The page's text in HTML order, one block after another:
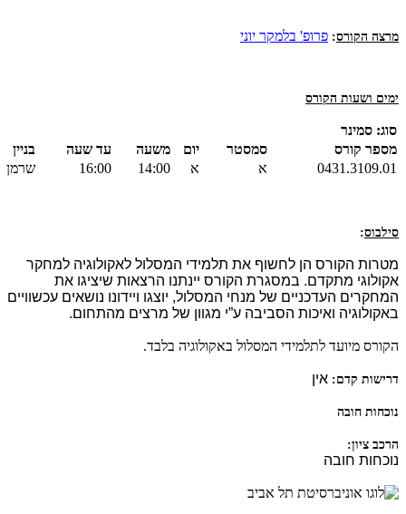
מרצה הקורס: פרופ' בלמקר יוני
ימים ושעות הקורס
סוג: סמינר
מספר קורס
סמסטר יום משעה עד שעה
בניין
0431.3109.01
א א 14:00
16:00 שרמן
סילבוס:
מטרות הקורס הן לחשוף את תלמידי המסלול לאקולוגיה למחקר
אקולוגי מתקדם. במסגרת הקורס יינתנו הרצאות שיציגו את
המחקרים העדכניים של מנחי המסלול, יוצגו ויידונו נושאים עכשוויים
באקולוגיה ואיכות הסביבה ע”י מגוון של מרצים מהתחום.
הקורס מיועד לתלמידי המסלול באקולוגיה בלבד.
דרישות קדם: אין
נוכחות חובה
הרכב ציון:
נוכחות חובה